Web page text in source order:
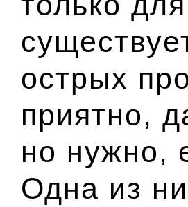
острых
приятно,
но нужно,
Одна из